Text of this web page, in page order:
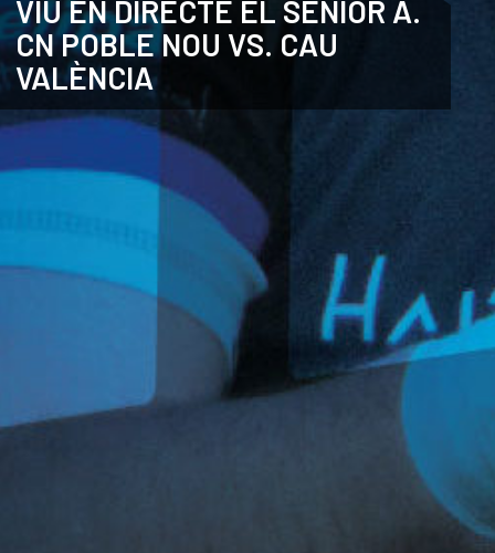
CATALÀ
VIU EN DIRECTE EL SÈNIOR A.
CN POBLE NOU VS. CAU
VALÈNCIA